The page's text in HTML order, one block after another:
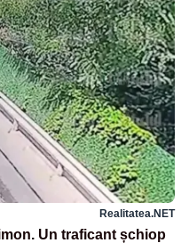
Realitatea.NET
Un traficant șchiop